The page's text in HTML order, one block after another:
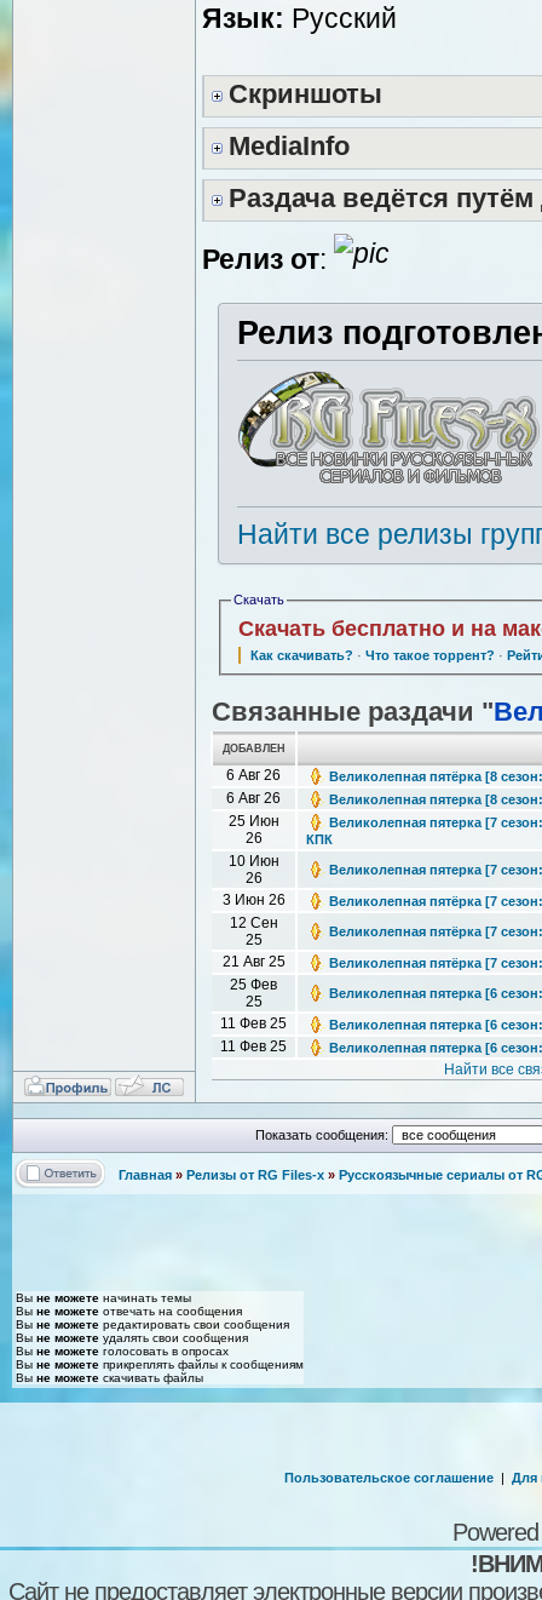
Язык: Русский
Скриншоты
MediaInfo
Раздача ведётся
Релиз от:
Релиз
Найти все релизы
Скачать
Скачать бесплатно и на
Как скачивать? · Что такое торрент? ·
Связанные раздачи "
ДОБАВЛЕН
6 Авг 26 Великолепная пятёрка [8
6 Авг 26 Великолепная пятерка [8
25 Июн
26
Великолепная пятерка [7
КПК
10 Июн
26
Великолепная пятерка [7
3 Июн 26 Великолепная пятёрка [7
12 Сен
25
Великолепная пятёрка [7
21 Авг 25 Великолепная пятёрка [7
25 Фев
25
Великолепная пятерка [6
11 Фев 25 Великолепная пятерка [6
11 Фев 25 Великолепная пятерка [6
Найти все
Показать сообщения:
Главная » Релизы от RG Files-x » Русскоязычные сериалы от
Вы не можете начинать темы
Вы не можете отвечать на сообщения
Вы не можете редактировать свои сообщения
Вы не можете удалять свои сообщения
Вы не можете голосовать в опросах
Вы не можете прикреплять файлы к сообщениям
Вы не можете скачивать файлы
Пользовательское соглашение | Для
Сайт не предоставляет электронные версии